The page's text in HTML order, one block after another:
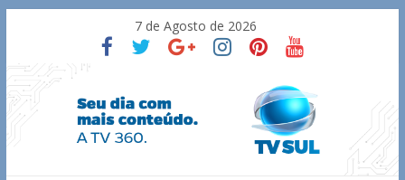
content
7 de Agosto de 2026